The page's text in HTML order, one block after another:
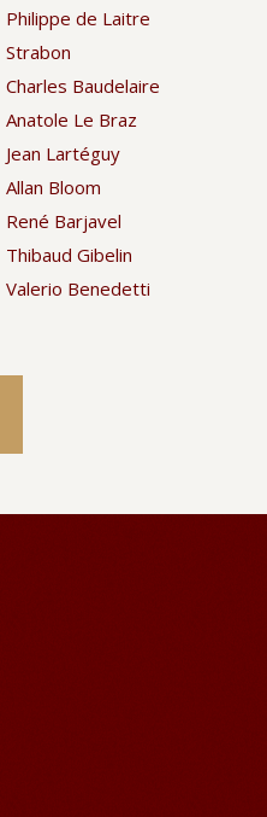
Philippe de Laitre
Strabon
Charles Baudelaire
Anatole Le Braz
Jean Lartéguy
Allan Bloom
René Barjavel
Thibaud Gibelin
Valerio Benedetti